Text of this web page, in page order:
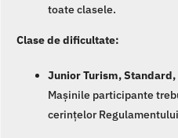
toate clasele.
Clase de dificultate:
Junior Turism, Standard,
Mașinile participante
cerințelor Regulamentului